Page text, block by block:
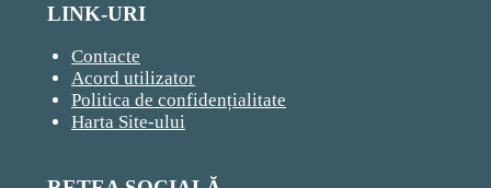
LINK-URI
Contacte
Acord utilizator
Politica de confidențialitate
Harta Site-ului